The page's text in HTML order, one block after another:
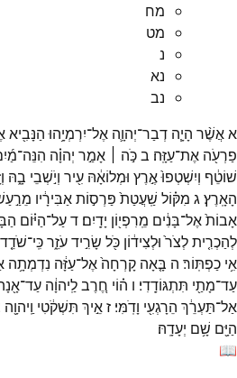
מח
מט
נ
נא
נב
אאֲשֶׁ֨ר הָיָ֧ה דְבַר־יְהוָ֛ה אֶל־יִרְמְיָ֥הוּ הַנָּבִ֖יא
פַרְעֹ֖ה אֶת־עַזָּֽה׃ בכֹּ֣ה ׀ אָמַ֣ר יְהוָ֗ה הִנֵּה־
שׁוֹטֵ֔ף וְיִשְׁטְפוּ֙אֶ֣רֶץ וּמְלוֹאָ֔הּ עִ֖יר וְיֹ֣שְׁבֵי בָ֑הּ
הָאָֽרֶץ׃ג מִקּ֗וֹל שַֽׁעֲטַת֙ פַּרְס֣וֹתאַבִּירָ֔יו
אָבוֹת֙אֶל־בָּנִ֔ים מֵֽרִפְי֖וֹן יָדָֽיִם׃ דעַל־הַיּ֗וֹם
לְהַכְרִ֤יתלְצֹר֙ וּלְצִיד֔וֹן כֹּ֖ל שָׂרִ֣ידעֹזֵ֑רכִּֽי־שֹׁדֵ֤ד
אִ֥י כַפְתּֽוֹר׃ ה בָּ֤אָה קָרְחָה֙אֶל־עַזָּ֔ה נִדְמְתָ֥ה
עַד־מָתַ֖י תִּתְגּוֹדָֽדִי׃ ו ה֗וֹי חֶ֚רֶבלַֽיהוָ֔ה עַד־
אַל־תַּעְרֵ֔ךְ הֵרָגְעִ֖י וָדֹֽמִּי׃ זאֵ֣יךְ תִּשְׁקֹ֔טִי וַֽיהוָ֖ה
הַיָּ֖ם שָׁ֥ם יְעָדָֽהּ׃
📖